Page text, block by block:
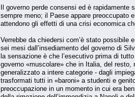
Il governo perde consensi ed è rapidamente
sempre meno; il Paese appare preoccupato
attendono gli effetti di una crisi economica
Verrebbe da chiedersi com’è stato
sei mesi dall’insediamento del governo di
la sensazione è che l’esecutivo prima di
governo «muscolare» che in Italia, del
generalizzato a intere categorie - dagli
trasformati tutti in «baroni» a studenti e
preoccupazione in un momento in cui era